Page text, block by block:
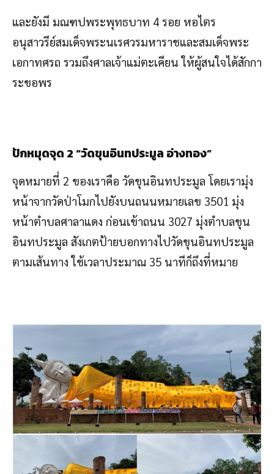
และยังมี มณฑปพระพุทธบาท 4 รอย หอไตร
อนุสาวรีย์สมเด็จพระนเรศวรมหาราชและสมเด็จพระ
เอกาทศรถ รวมถึงศาลเจ้าแม่ตะเคียน ให้ผู้สนใจได้สักกา
ระขอพร
ปักหมุดจุด 2 “วัดขุนอินทประมูล อ่างทอง”
จุดหมายที่ 2 ของเราคือ วัดขุนอินทประมูล โดยเรามุ่ง
หน้าจากวัดป่าโมกไปยังบนถนนหมายเลข 3501 มุ่ง
หน้าตำบลศาลาแดง ก่อนเข้าถนน 3027 มุ่งตำบลขุน
อินทประมูล สังเกตป้ายบอกทางไปวัดขุนอินทประมูล
ตามเส้นทาง ใช้เวลาประมาณ 35 นาทีก็ถึงที่หมาย